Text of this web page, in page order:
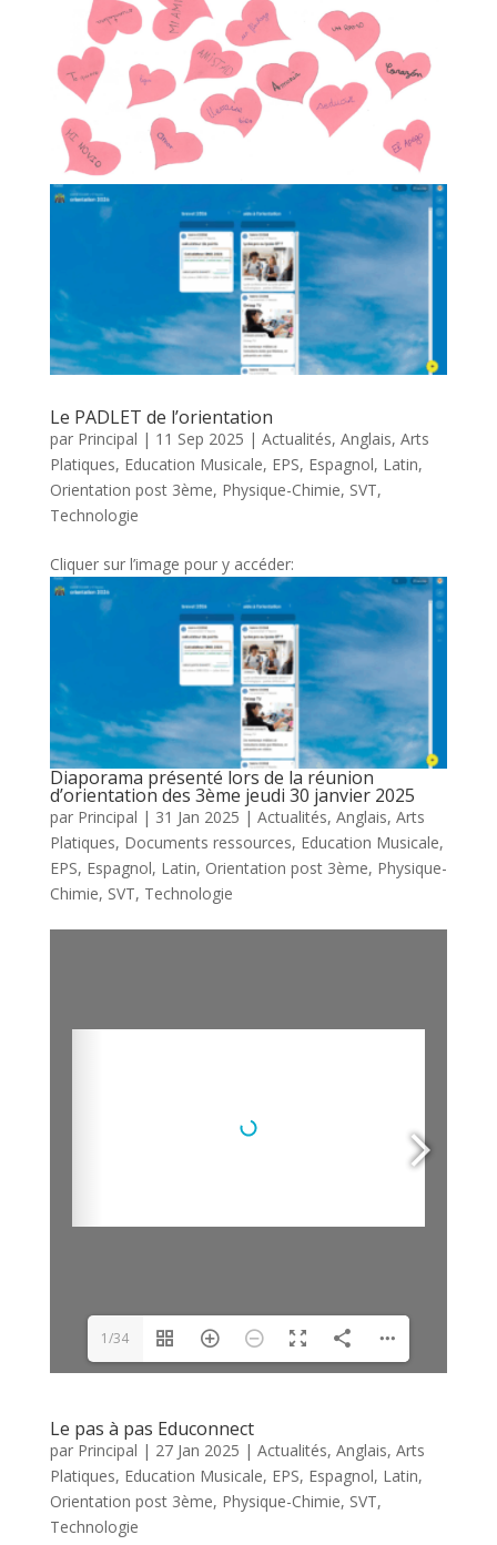
Le PADLET de l’orientation
par Principal | 11 Sep 2025 | Actualités, Anglais, Arts
Platiques, Education Musicale, EPS, Espagnol, Latin,
Orientation post 3ème, Physique-Chimie, SVT,
Technologie
Cliquer sur l’image pour y accéder:
Diaporama présenté lors de la réunion
d’orientation des 3ème jeudi 30 janvier 2025
par Principal | 31 Jan 2025 | Actualités, Anglais, Arts
Platiques, Documents ressources, Education Musicale,
EPS, Espagnol, Latin, Orientation post 3ème, Physique-
Chimie, SVT, Technologie
1/34
Le pas à pas Educonnect
par Principal | 27 Jan 2025 | Actualités, Anglais, Arts
Platiques, Education Musicale, EPS, Espagnol, Latin,
Orientation post 3ème, Physique-Chimie, SVT,
Technologie